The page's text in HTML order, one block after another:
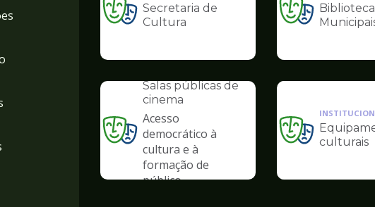
Ilustração
de
Cultura
Secretaria de
Cultura
Ilustração
de
Cultura
Ilustração
pagina
de
Salas públicas de
cinema
Acesso
democrático à
cultura e à
formação de
público
Ilustração
de
culturais